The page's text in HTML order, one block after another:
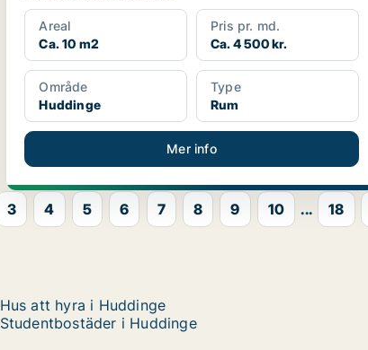
Areal
Ca. 10 m2
Pris pr. md.
Ca. 4 500 kr.
Område
Huddinge
Type
Rum
Mer info
3 4 5 6 7 8 9 10 ... 18
Hus att hyra i Huddinge
Studentbostäder i Huddinge